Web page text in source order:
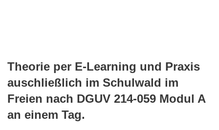
Theorie per E-Learning und Praxis
auschließlich im Schulwald im
Freien nach DGUV 214-059 Modul A
an einem Tag.